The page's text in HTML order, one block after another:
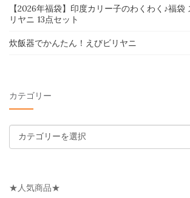
【2026年福袋】印度カリー子のわくわく♪福
リヤニ 13点セット
炊飯器でかんたん！えびビリヤニ
カテゴリー
テ
リ
★人気商品★